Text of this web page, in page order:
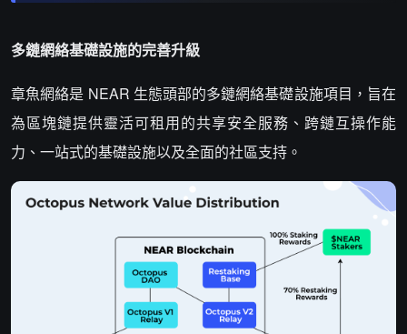
多鏈網絡基礎設施的完善升級
章魚網絡是 NEAR 生態頭部的多鏈網絡基礎設施項目，旨在
為區塊鏈提供靈活可租用的共享安全服務、跨鏈互操作能
力、一站式的基礎設施以及全面的社區支持。